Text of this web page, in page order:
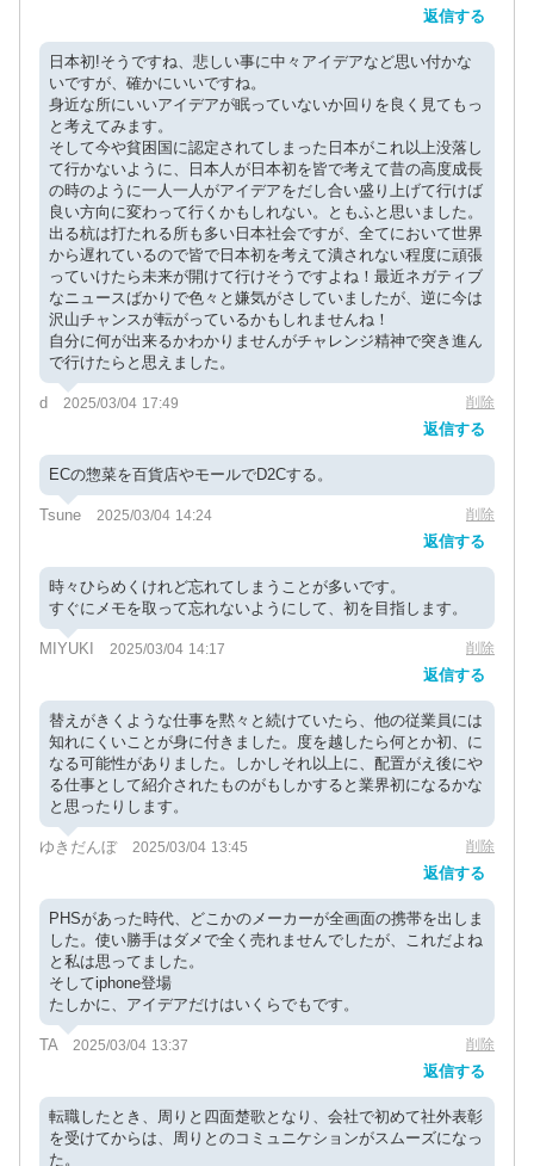
返信する
日本初!そうですね、悲しい事に中々アイデアなど思い付かな
いですが、確かにいいですね。
身近な所にいいアイデアが眠っていないか回りを良く見てもっ
と考えてみます。
そして今や貧困国に認定されてしまった日本がこれ以上没落し
て行かないように、日本人が日本初を皆で考えて昔の高度成長
の時のように一人一人がアイデアをだし合い盛り上げて行けば
良い方向に変わって行くかもしれない。ともふと思いました。
出る杭は打たれる所も多い日本社会ですが、全てにおいて世界
から遅れているので皆で日本初を考えて潰されない程度に頑張
っていけたら未来が開けて行けそうですよね！最近ネガティブ
なニュースばかりで色々と嫌気がさしていましたが、逆に今は
沢山チャンスが転がっているかもしれませんね！
自分に何が出来るかわかりませんがチャレンジ精神で突き進ん
で行けたらと思えました。
d 2025/03/04 17:49 削除
返信する
ECの惣菜を百貨店やモールでD2Cする。
Tsune 2025/03/04 14:24 削除
返信する
時々ひらめくけれど忘れてしまうことが多いです。
すぐにメモを取って忘れないようにして、初を目指します。
MIYUKI 2025/03/04 14:17 削除
返信する
替えがきくような仕事を黙々と続けていたら、他の従業員には
知れにくいことが身に付きました。度を越したら何とか初、に
なる可能性がありました。しかしそれ以上に、配置がえ後にや
る仕事として紹介されたものがもしかすると業界初になるかな
と思ったりします。
ゆきだんぼ 2025/03/04 13:45 削除
返信する
PHSがあった時代、どこかのメーカーが全画面の携帯を出しま
した。使い勝手はダメで全く売れませんでしたが、これだよね
と私は思ってました。
そしてiphone登場
たしかに、アイデアだけはいくらでもです。
TA 2025/03/04 13:37 削除
返信する
転職したとき、周りと四面楚歌となり、会社で初めて社外表彰
を受けてからは、周りとのコミュニケションがスムーズになっ
た。